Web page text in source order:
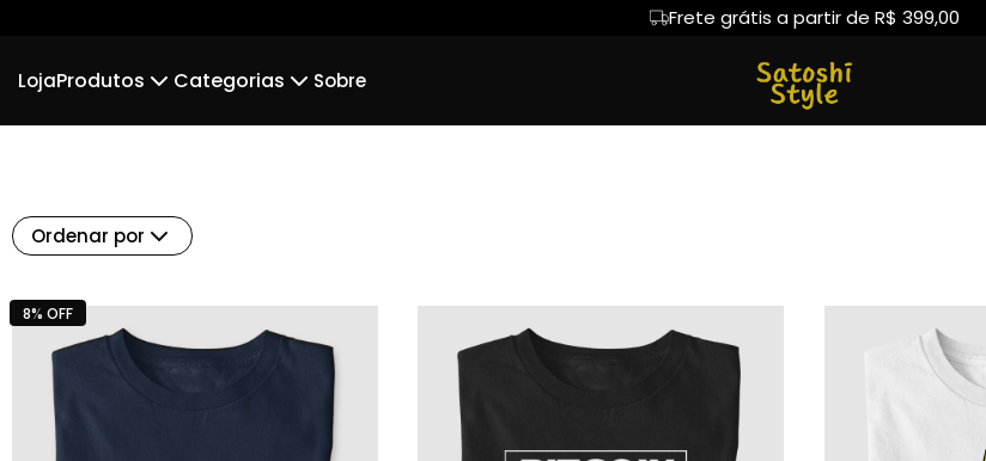
Frete grátis a partir de R$ 399,00
LojaProdutos Categorias Sobre
Ordenar por
8% OFF